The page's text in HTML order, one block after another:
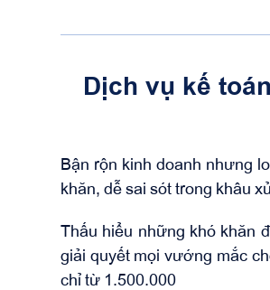
Dịch vụ kế
Bận rộn kinh doanh nhưng
khăn, dễ sai sót trong khâu
Thấu hiểu những khó khăn
giải quyết mọi vướng mắc
chỉ từ 1.500.000